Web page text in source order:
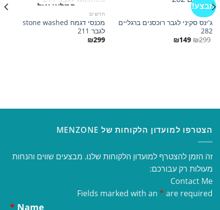
מבצע!
הוסף
ג'ינסים
ג'ינס סקיני לגבר רוכסנים ברגליים
282
₪299 המחיר
המקורי
₪149 המחיר
הנוכחי
המלאי אזל
חדשים
מכנסי דגמח stone washed
לגבר 211
₪299
הצטרפו למועדון הלקוחות של MENZONE
זה הזמן להצטרף למועדון הלקוחות שלנו. מבצעים שווים והנחות
מעולות רק עבורכם:
Contact Me
Fields marked with an * are required
Name
*